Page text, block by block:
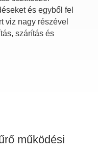
és egyből fel
viz nagy részével
szárítás és
működési